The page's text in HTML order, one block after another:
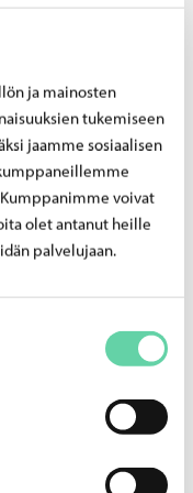
ja mainosten
tukemiseen
jaamme sosiaalisen
voivat
olet antanut heille
palvelujaan.
syys­kuus­sa
vuo­del­le